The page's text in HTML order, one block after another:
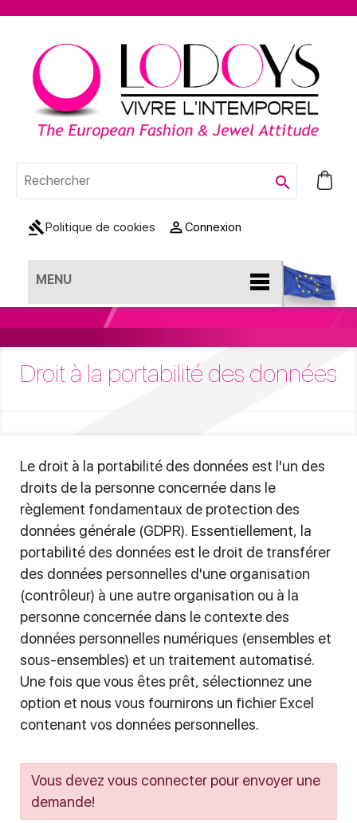

gavelPolitique de cookies Connexion
0
MENU
Droit à la portabilité des données
Le droit à la portabilité des données est l'un des
droits de la personne concernée dans le
règlement fondamentaux de protection des
données générale (GDPR). Essentiellement, la
portabilité des données est le droit de transférer
des données personnelles d'une organisation
(contrôleur) à une autre organisation ou à la
personne concernée dans le contexte des
données personnelles numériques (ensembles et
sous-ensembles) et un traitement automatisé.
Une fois que vous êtes prêt, sélectionnez une
option et nous vous fournirons un fichier Excel
contenant vos données personnelles.
Vous devez vous connecter pour envoyer une
demande!